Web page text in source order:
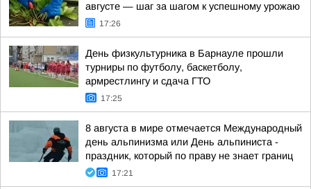
августе — шаг за шагом к успешному урожаю
17:26
День физкультурника в Барнауле прошли
турниры по футболу, баскетболу,
армрестлингу и сдача ГТО
17:25
8 августа в мире отмечается Международный
день альпинизма или День альпиниста -
праздник, который по праву не знает границ
17:21